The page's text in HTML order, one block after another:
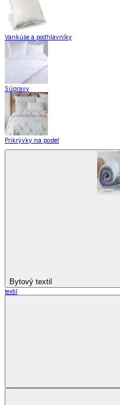
Vankúše a podhlavníky
Súpravy
Prikrývky na posteľ
Bytový textil
textil